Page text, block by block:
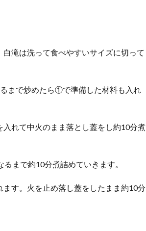
滝は洗って食べやすいサイズに切って
まで炒めたら①で準備した材料も入れ
れて中火のまま落とし蓋をし約10分煮
まで約10分煮詰めていきます。
す。火を止め落し蓋をしたまま約10分